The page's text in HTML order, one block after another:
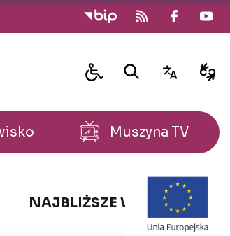
Muszyna TV
NAJBLIŻSZE WYDARZENIA